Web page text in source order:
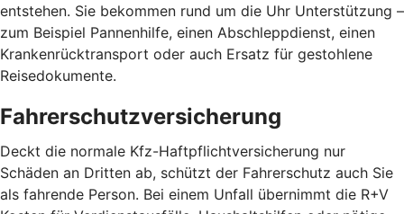
entstehen. Sie bekommen rund um die Uhr Unterstützung –
zum Beispiel Pannenhilfe, einen Abschleppdienst, einen
Krankenrücktransport oder auch Ersatz für gestohlene
Reisedokumente.
Fahrerschutzversicherung
Deckt die normale Kfz-Haftpflichtversicherung nur
Schäden an Dritten ab, schützt der Fahrerschutz auch Sie
als fahrende Person. Bei einem Unfall übernimmt die R+V